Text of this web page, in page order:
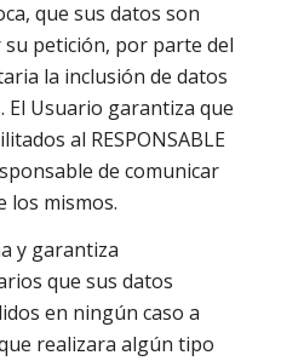
que sus datos son
petición, por parte del
la inclusión de datos
El Usuario garantiza que
al RESPONSABLE
de comunicar
los mismos.
y garantiza
que sus datos
en ningún caso a
realizara algún tipo